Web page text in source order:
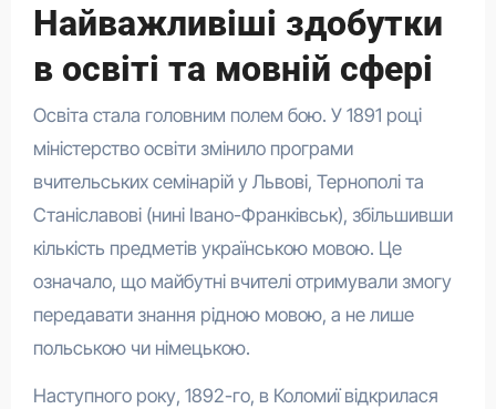
Найважливіші здобутки
в освіті та мовній сфері
Освіта стала головним полем бою. У 1891 році
міністерство освіти змінило програми
вчительських семінарій у Львові, Тернополі та
Станіславові (нині Івано-Франківськ), збільшивши
кількість предметів українською мовою. Це
означало, що майбутні вчителі отримували змогу
передавати знання рідною мовою, а не лише
польською чи німецькою.
Наступного року, 1892-го, в Коломиї відкрилася